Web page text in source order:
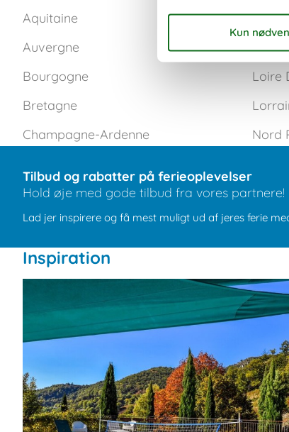
Aquitaine
Auvergne
Bourgogne
Bretagne
Champagne-Ardenne
Loire
Nord
Tilbud og rabatter på ferieoplevelser
Hold øje med gode tilbud fra vores partnere!
Lad jer inspirere og få mest muligt ud af jeres ferie
Inspiration